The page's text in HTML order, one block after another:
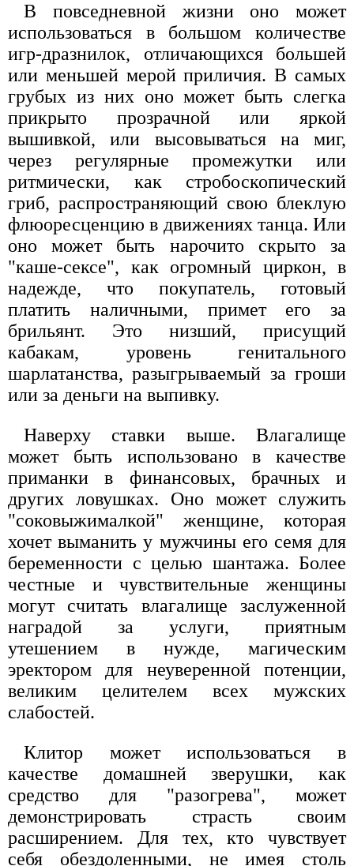
В повседневной жизни оно может
использоваться в большом количестве
игр-дразнилок, отличающихся большей
или меньшей мерой приличия. В самых
грубых из них оно может быть слегка
прикрыто прозрачной или яркой
вышивкой, или высовываться на миг,
через регулярные промежутки или
ритмически, как стробоскопический
гриб, распространяющий свою блеклую
флюоресценцию в движениях танца. Или
оно может быть нарочито скрыто за
"каше-сексе", как огромный циркон, в
надежде, что покупатель, готовый
платить наличными, примет его за
брильянт. Это низший, присущий
кабакам, уровень генитального
шарлатанства, разыгрываемый за гроши
или за деньги на выпивку.
Наверху ставки выше. Влагалище
может быть использовано в качестве
приманки в финансовых, брачных и
других ловушках. Оно может служить
"соковыжималкой" женщине, которая
хочет выманить у мужчины его семя для
беременности с целью шантажа. Более
честные и чувствительные женщины
могут считать влагалище заслуженной
наградой за услуги, приятным
утешением в нужде, магическим
эректором для неуверенной потенции,
великим целителем всех мужских
слабостей.
Клитор может использоваться в
качестве домашней зверушки, как
средство для "разогрева", может
демонстрировать страсть своим
расширением. Для тех, кто чувствует
себя обездоленными, не имея столь